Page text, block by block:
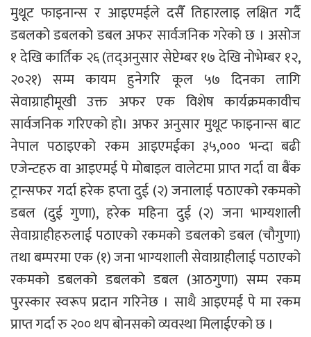
मुथूट फाइनान्स र आइएमईले दसैँ तिहारलाइ लक्षित गर्दै
डबलको डबलको डबल अफर सार्वजनिक गरेको छ । असोज
१ देखि कार्तिक २६ (तद्अनुसार सेप्टेम्बर १७ देखि नोभेम्बर १२,
२०२१) सम्म कायम हुनेगरि कूल ५७ दिनका लागि
सेवाग्राहीमूखी उक्त अफर एक विशेष कार्यक्रमकावीच
सार्वजनिक गरिएको हो। अफर अनुसार मुथूट फाइनान्स बाट
नेपाल पठाइएको रकम आइएमईका ३५,००० भन्दा बढी
एजेन्टहरु वा आइएमई पे मोबाइल वालेटमा प्राप्त गर्दा वा बैंक
ट्रान्सफर गर्दा हरेक हप्ता दुई (२) जनालाई पठाएको रकमको
डबल (दुई गुणा), हरेक महिना दुई (२) जना भाग्यशाली
सेवाग्राहीहरुलाई पठाएको रकमको डबलको डबल (चौगुणा)
तथा बम्परमा एक (१) जना भाग्यशाली सेवाग्राहीलाई पठाएको
रकमको डबलको डबलको डबल (आठगुणा) सम्म रकम
पुरस्कार स्वरूप प्रदान गरिनेछ । साथै आइएमई पे मा रकम
प्राप्त गर्दा रु २०० थप बोनसको व्यवस्था मिलाईएको छ ।